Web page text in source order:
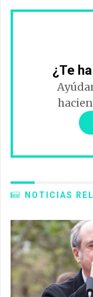
¿Te
NOTICIAS